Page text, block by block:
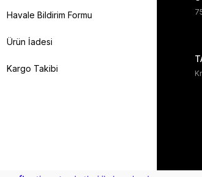
Havale Bildirim Formu
Ürün İadesi
Kargo Takibi